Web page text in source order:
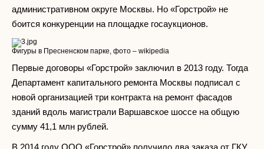
административном округе Москвы. Но «Горстрой» не
боится конкуренции на площадке госаукционов.
Фигуры в Пресненском парке, фото – wikipedia
Первые договоры «Горстрой» заключил в 2013 году. Тогда
Департамент капитального ремонта Москвы подписал с
новой организацией три контракта на ремонт фасадов
зданий вдоль магистрали Варшавское шоссе на общую
сумму 41,1 млн рублей.
В 2014 году ООО «Горстрой» получило два заказа от ГКУ